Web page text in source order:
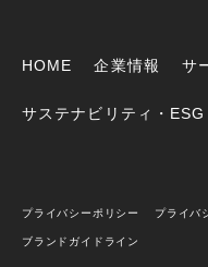
HOME 企業情報 サ
サステナビリティ・ESG
プライバシーポリシー プライバ
ブランドガイドライン